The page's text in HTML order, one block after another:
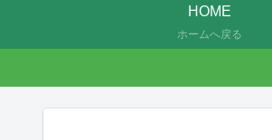
HOME
ホームへ戻る